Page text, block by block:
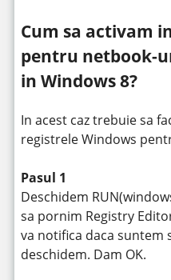
Cum sa activam
pentru netbook-
in Windows 8?
In acest caz trebuie sa
registrele Windows
Pasul 1
Deschidem
sa pornim Registry
va notifica daca suntem
deschidem. Dam OK.